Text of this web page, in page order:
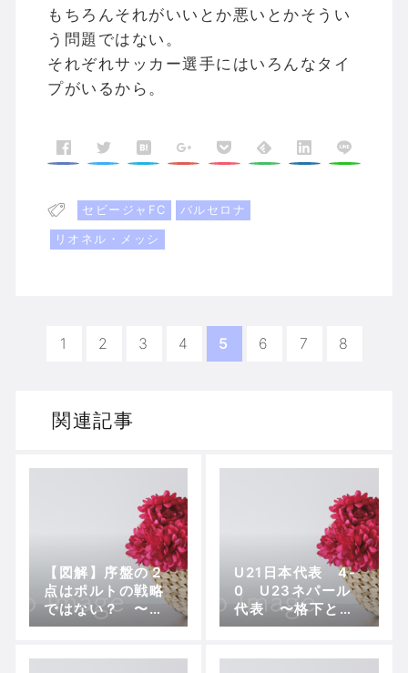
もちろんそれがいいとか悪いとかそうい
う問題ではない。
それぞれサッカー選手にはいろんなタイ
プがいるから。
セビージャFC
バルセロナ
リオネル・メッシ
1 2 3 4 5 6 7 8
関連記事
【図解】序盤の２
点はポルトの戦略
ではない？ 〜バ
イエルン撃破の本
U21日本代表 4-
0 U23ネパール
代表 〜格下とは
いえ、引いた相手
勝〜